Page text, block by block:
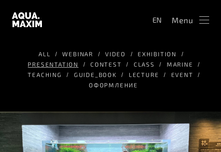
EN Menu
ALL WEBINAR VIDEO
EXHIBITION
PRESENTATION
CONTEST CLASS
MARINE
TEACHING
GUIDE_BOOK LECTURE
EVENT
ОФОРМЛЕНИЕ